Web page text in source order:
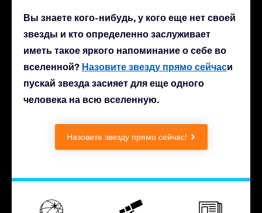
Вы знаете кого-нибудь, у кого еще нет своей
звезды и кто определенно заслуживает
иметь такое яркого напоминание о себе во
вселенной? Назовите звезду прямо сейчаси
пускай звезда засияет для еще одного
человека на всю вселенную.
Назовите звезду прямо сейчас!